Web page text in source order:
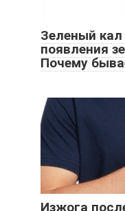
Зеленый кал
появления
Почему
Изжога